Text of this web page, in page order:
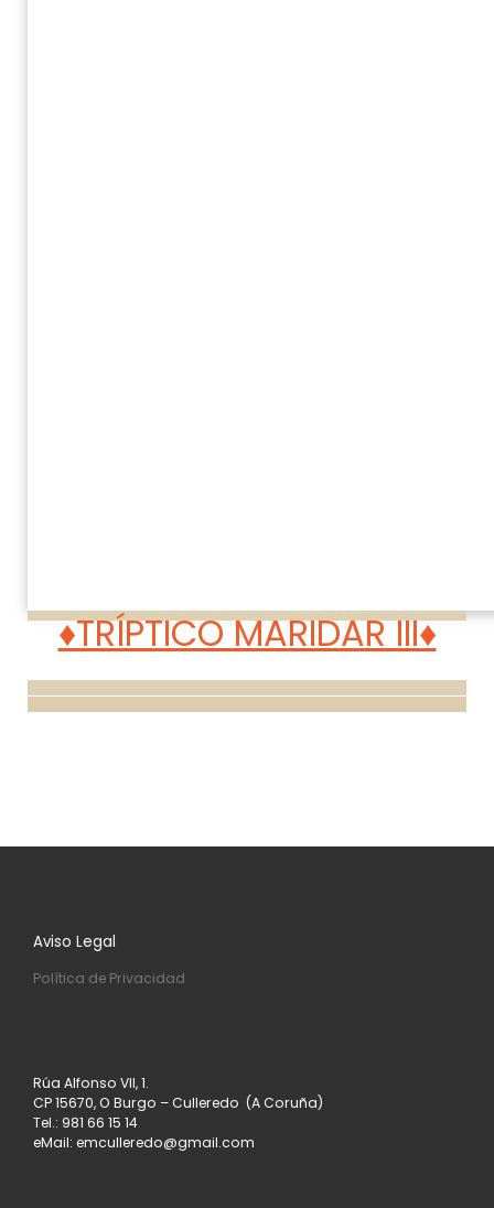
♦TRÍPTICO MARIDAR III♦
Aviso Legal
Política de Privacidad
Rúa Alfonso VII, 1.
CP 15670, O Burgo – Culleredo (A Coruña)
Tel.: 981 66 15 14
eMail: emculleredo@gmail.com